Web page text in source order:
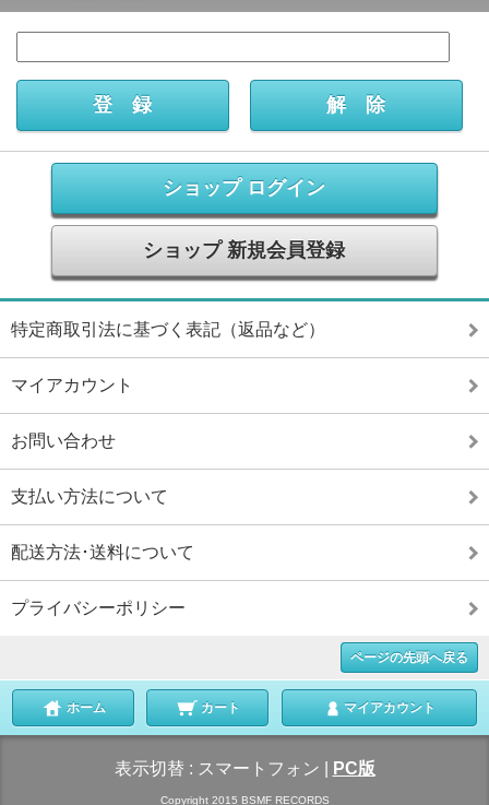
ショップ ログイン
ショップ 新規会員登録
特定商取引法に基づく表記（返品など）
マイアカウント
お問い合わせ
支払い方法について
配送方法･送料について
プライバシーポリシー
ページの先頭へ戻る
ホーム カート マイアカウント
表示切替 : スマートフォン PC版
Copyright 2015 BSMF RECORDS